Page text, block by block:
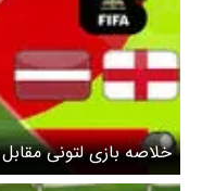
خلاصه بازی لتونی